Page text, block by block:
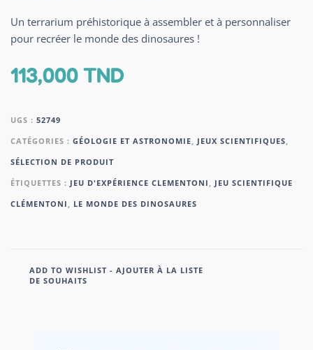
Un terrarium préhistorique à assembler et à personnaliser
pour recréer le monde des dinosaures !
113,000TND
UGS : 52749
CATÉGORIES : GÉOLOGIE ET ASTRONOMIE JEUX SCIENTIFIQUES
SÉLECTION DE PRODUIT
ÉTIQUETTES : JEU D'EXPÉRIENCE CLEMENTONI
JEU SCIENTIFIQUE
CLÉMENTONI
LE MONDE DES DINOSAURES
ADD TO WISHLIST - AJOUTER À LA LISTE
DE SOUHAITS